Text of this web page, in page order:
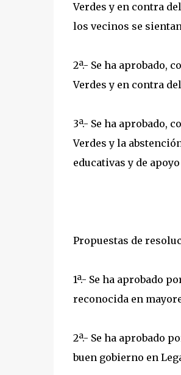
Verdes y en contra
los vecinos se
2ª.- Se ha aprobado,
Verdes y en contra
3ª.- Se ha aprobado,
Verdes y la
educativas y de
Propuestas de
1ª.- Se ha aprobado
reconocida en
2ª.- Se ha aprobado
buen gobierno en